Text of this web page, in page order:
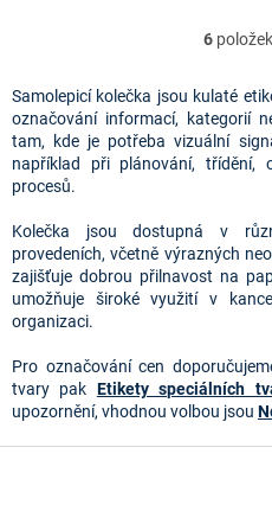
l
r
k
i
6
Samolepicí kolečka jsou kulaté
označování informací, kategorií
tam, kde je potřeba vizuální
například při plánování, třídění,
procesů.
Kolečka jsou dostupná v
provedeních, včetně výrazných
zajišťuje dobrou přilnavost na
umožňuje široké využití v
organizaci.
Pro označování cen
tvary pak Etikety speciálních
upozornění, vhodnou volbou jsou